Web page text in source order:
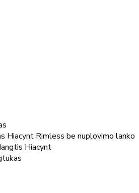
Hiacynt Rimless be nuplovimo lanko
Hiacynt